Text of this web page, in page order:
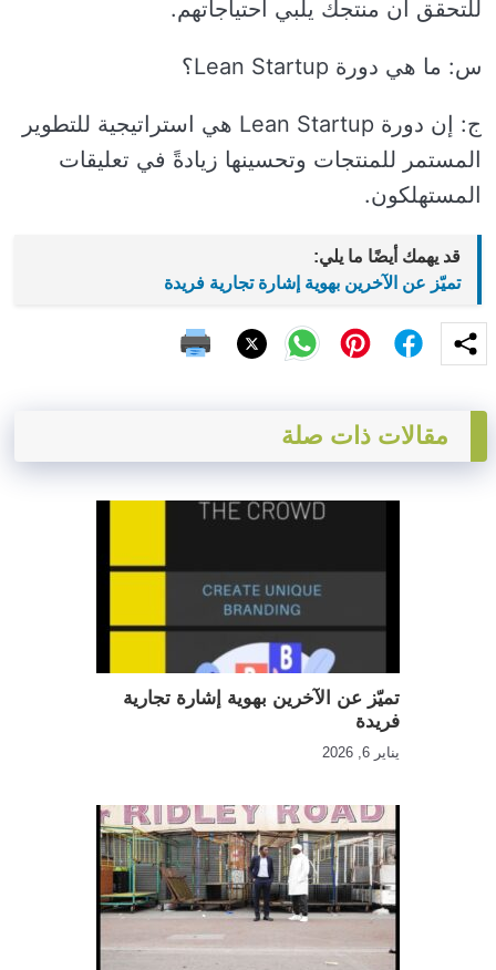
للتحقق أن منتجك يلبي احتياجاتهم.
س: ما هي دورة Lean Startup؟
ج: إن دورة Lean Startup هي استراتيجية للتطوير
المستمر للمنتجات وتحسينها زيادةً في تعليقات
المستهلكون.
قد يهمك أيضًا ما يلي:
تميّز عن الآخرين بهوية إشارة تجارية فريدة
مقالات ذات صلة
تميّز عن الآخرين بهوية إشارة تجارية
فريدة
يناير 6, 2026